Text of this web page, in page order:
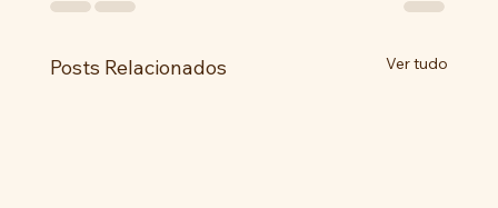
Posts Relacionados Ver tudo